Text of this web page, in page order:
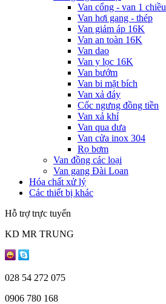
Van cổng - van 1 chiều
Van hơi gang - thép
Van giảm áp 16K
Van an toàn 16K
Van dao
Van y lọc 16K
Van bướm
Van bi mặt bích
Van xả đáy
Cốc ngưng đồng tiền
Van xả khí
Van qua dưa
Van cửa inox 304
Rọ bơm
Van đồng các loại
Van gang Đài Loan
Hóa chất xử lý
Các thiết bị khác
Hỗ trợ trực tuyến
KD MR TRUNG
028 54 272 075
0906 780 168